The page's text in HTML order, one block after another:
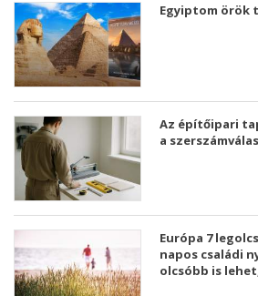
Egyiptom örök
Az építőipari
a
Európa 7
napos családi
olcsóbb is